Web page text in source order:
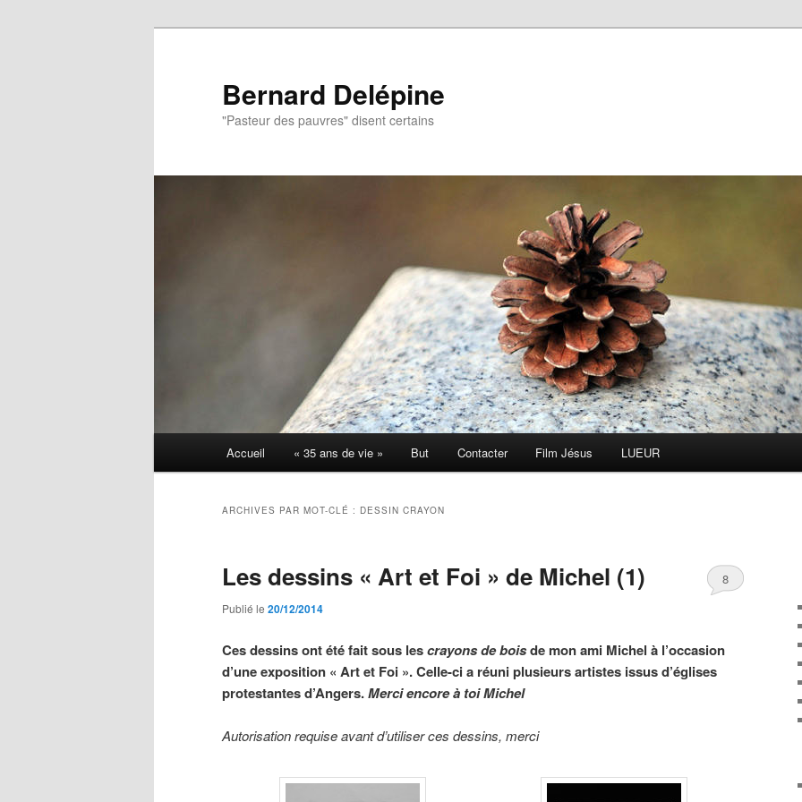
Bernard Delépine
"Pasteur des pauvres" disent certains
Accueil « 35 ans de vie » But Contacter Film Jésus LUEUR
ARCHIVES PAR MOT-CLÉ : DESSIN CRAYON
Les dessins « Art et Foi » de Michel (1)
Publié le 20/12/2014
8
Ces dessins ont été fait sous lescrayons de boisde mon ami Michel à l’occasion
d’une exposition « Art et Foi ». Celle-ci a réuni plusieurs artistes issus d’églises
protestantes d’Angers.Merci encore à toi Michel
Autorisation requise avant d’utiliser ces dessins, merci